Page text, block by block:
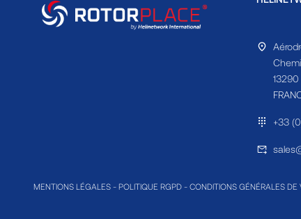
13290
+33
MENTIONS LÉGALES - POLITIQUE RGPD - CONDITIONS GÉNÉRALES DE